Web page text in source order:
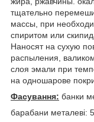
тщательно
массы, при
спиритом или
Наносят на сухую
распыления,
слоя эмали при
на одношарове
Фасування: банки
барабани металеві: